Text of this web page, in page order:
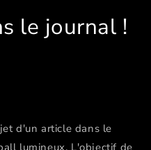
le journal !
d'un article dans le